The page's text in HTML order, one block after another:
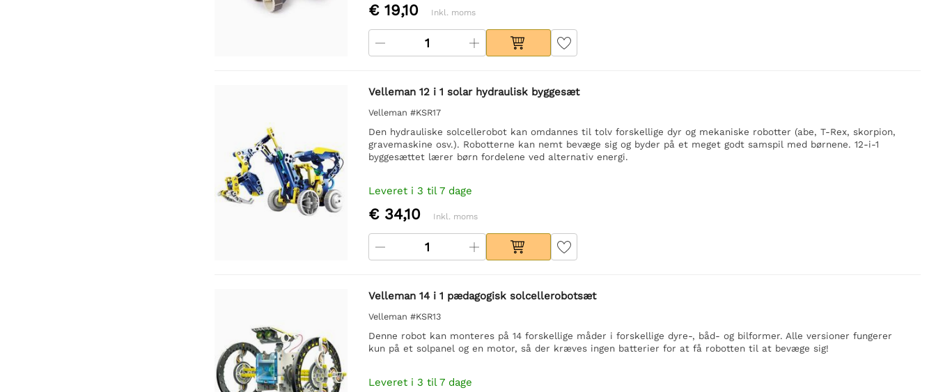
€ 19,10 Inkl. moms
Velleman 12 i 1 solar hydraulisk byggesæt
Velleman #KSR17
Den hydrauliske solcellerobot kan omdannes til tolv forskellige dyr og mekaniske robotter (abe, T-Rex, skorpion,
gravemaskine osv.). Robotterne kan nemt bevæge sig og byder på et meget godt samspil med børnene. 12-i-1
byggesættet lærer børn fordelene ved alternativ energi.
Leveret i 3 til 7 dage
€ 34,10 Inkl. moms
Velleman 14 i 1 pædagogisk solcellerobotsæt
Velleman #KSR13
Denne robot kan monteres på 14 forskellige måder i forskellige dyre-, båd- og bilformer. Alle versioner fungerer
kun på et solpanel og en motor, så der kræves ingen batterier for at få robotten til at bevæge sig!
Leveret i 3 til 7 dage